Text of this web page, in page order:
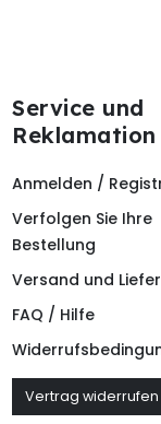
Service und
Reklamation
Anmelden /
Verfolgen Sie Ihre
Bestellung
Versand und
FAQ / Hilfe
Vertrag widerrufen